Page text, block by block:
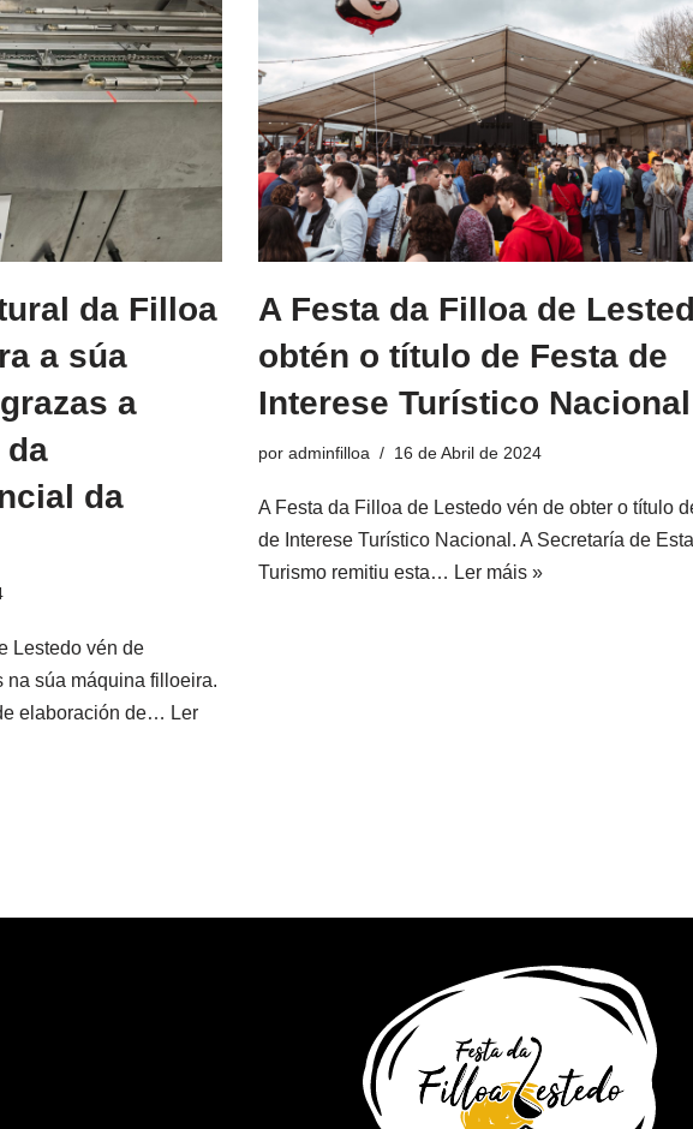
da Filloa
a súa
a
da
da
Lestedo vén de
na súa máquina filloeira.
elaboración de… Ler
A Festa da Filloa de
obtén o título de Festa de
Interese Turístico Nacional
por adminfilloa 16 de Abril de 2024
A Festa da Filloa de Lestedo vén de obter o título
de Interese Turístico Nacional. A Secretaría de
Turismo remitiu esta… Ler máis »